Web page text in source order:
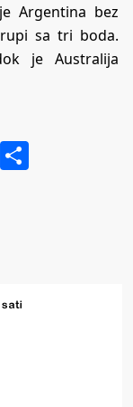
Argentina bez
sa tri boda.
je Australija
X